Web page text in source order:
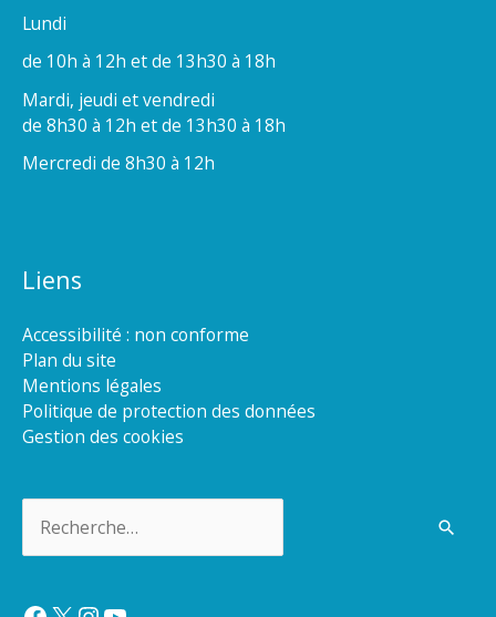
Lundi
de 10h à 12h et de 13h30 à 18h
Mardi, jeudi et vendredi
de 8h30 à 12h et de 13h30 à 18h
Mercredi de 8h30 à 12h
Liens
Accessibilité : non conforme
Plan du site
Mentions légales
Politique de protection des données
Gestion des cookies